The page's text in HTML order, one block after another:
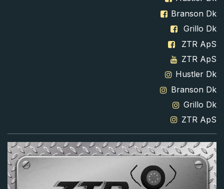
Branson Dk
Grillo Dk
ZTR ApS
ZTR ApS
Hustler Dk
Branson Dk
Grillo Dk
ZTR ApS